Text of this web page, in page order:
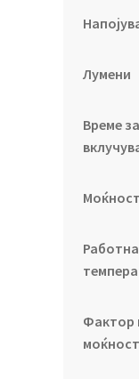
Лумени
Време за
Моќност
Работна
Фактор
моќност